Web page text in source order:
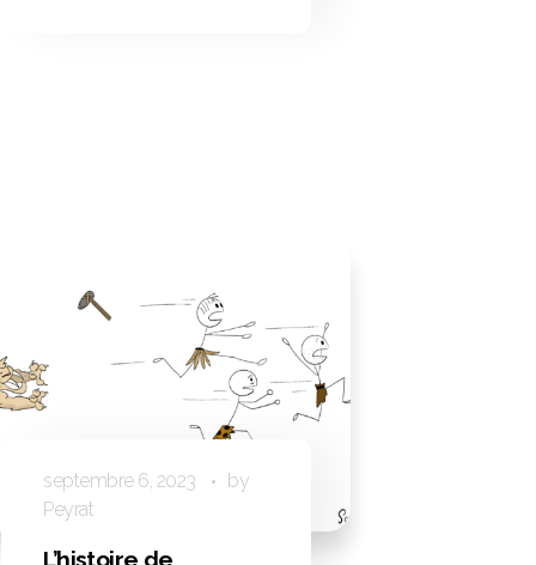
septembre 6, 2023
by
Peyrat
L’histoire de